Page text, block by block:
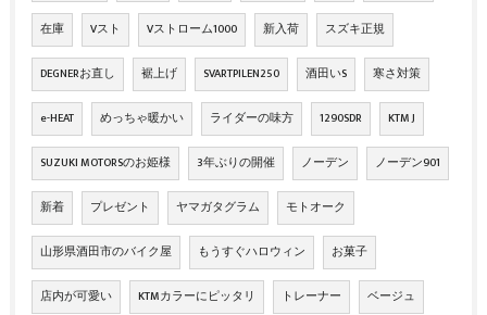
在庫 Vスト Vストローム1000 新入荷 スズキ正規
DEGNERお直し 裾上げ SVARTPILEN250 酒田いS 寒さ対策
e-HEAT めっちゃ暖かい ライダーの味方 1290SDR KTM J
SUZUKI MOTORSのお姫様 3年ぶりの開催 ノーデン ノーデン901
新着 プレゼント ヤマガタグラム モトオーク
山形県酒田市のバイク屋 もうすぐハロウィン お菓子
店内が可愛い KTMカラーにピッタリ トレーナー ベージュ